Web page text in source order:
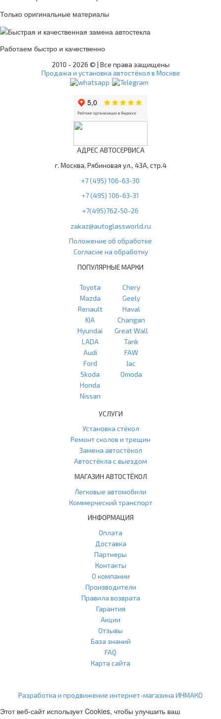
Только оригинальные материалы
Работаем быстро и качественно
2010 - 2026 © | Все права защищены
Продажа и установка автостёкол в Москве
АДРЕС АВТОСЕРВИСА
г. Москва, Рябиновая ул., 43А, стр.4
+7 (495) 106-63-30
+7 (495) 106-63-31
+7(495)762-50-26
zakaz@autoglassworld.ru
Положение об обработке
Согласие на обработку
ПОПУЛЯРНЫЕ МАРКИ
Toyota
Mazda
Renault
KIA
Hyundai
LADA
Audi
Ford
Skoda
Honda
Nissan
Chery
Geely
Haval
Changan
Great Wall
Tank
FAW
Jac
Omoda
УСЛУГИ
Установка стёкол
Ремонт сколов и трещин
Замена автостёкол
Автостёкла с выездом
МАГАЗИН АВТОСТЁКОЛ
Легковые автомобили
Коммерческий транспорт
ИНФОРМАЦИЯ
Оплата
Доставка
Партнеры
Контакты
О компании
Производители
Правила возврата
Гарантия
Акции
Отзывы
База знаний
FAQ
Карта сайта
Разработка и продвижение интернет-магазина ИНМАКО
Этот веб-сайт использует Cookies, чтобы улучшить ваш